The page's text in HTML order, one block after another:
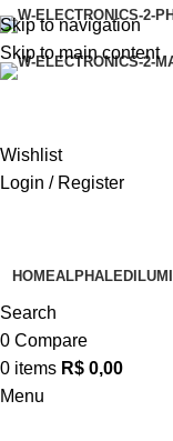
Skip to navigation
Skip to main content
Wishlist
Login / Register
HOMEALPHALED
Search
0 Compare
0 items R$ 0,00
Menu